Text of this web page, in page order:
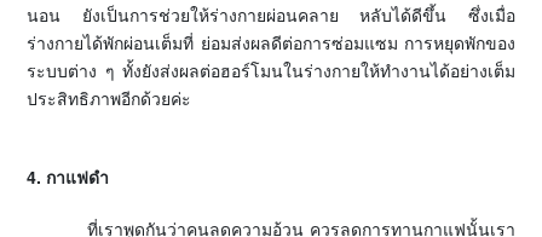
นอน ยังเป็นการช่วยให้ร่างกายผ่อนคลาย หลับได้ดีขึ้น ซึ่งเมื่อ
ร่างกายได้พักผ่อนเต็มที่ ย่อมส่งผลดีต่อการซ่อมแซม การหยุดพักของ
ระบบต่าง ๆ ทั้งยังส่งผลต่อฮอร์โมนในร่างกายให้ทำงานได้อย่างเต็ม
ประสิทธิภาพอีกด้วยค่ะ
4. กาแฟดำ
ที่เราพูดกันว่าคนลดความอ้วน ควรลดการทานกาแฟนั้นเรา